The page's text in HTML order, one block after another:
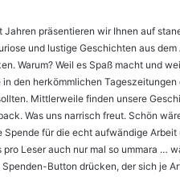
präsentieren wir Ihnen auf
und lustige Geschichten aus dem
Warum? Weil es Spaß macht und
den herkömmlichen
Mittlerweile finden unsere
Was uns narrisch freut. Schön
für die echt aufwändige
Leser auch nur mal so ummara …
Button drücken, der sich je